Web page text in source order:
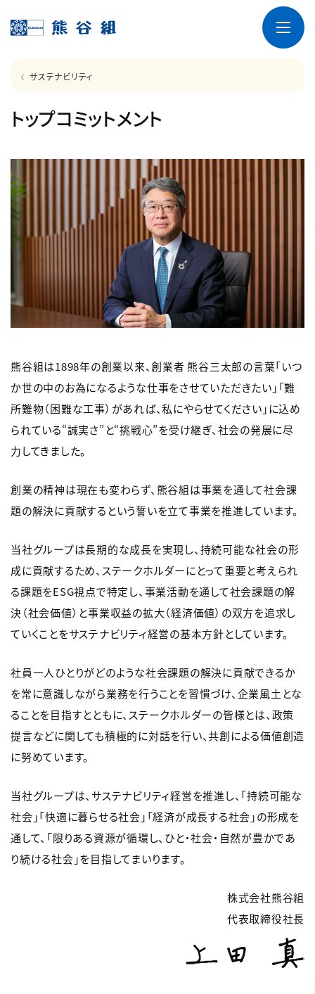
サステナビリティ
トップコミットメント
熊谷組は1898年の創業以来、創業者 熊谷三太郎の言葉「いつ
か世の中のお為になるような仕事をさせていただきたい」「難
所難物（困難な工事）があれば、私にやらせてください」に込め
られている“誠実さ”と“挑戦心”を受け継ぎ、社会の発展に尽
力してきました。
創業の精神は現在も変わらず、熊谷組は事業を通して社会課
題の解決に貢献するという誓いを立て事業を推進しています。
当社グループは長期的な成長を実現し、持続可能な社会の形
成に貢献するため、ステークホルダーにとって重要と考えられ
る課題をESG視点で特定し、事業活動を通して社会課題の解
決（社会価値）と事業収益の拡大（経済価値）の双方を追求し
ていくことをサステナビリティ経営の基本方針としています。
社員一人ひとりがどのような社会課題の解決に貢献できるか
を常に意識しながら業務を行うことを習慣づけ、企業風土とな
ることを目指すとともに、ステークホルダーの皆様とは、政策
提言などに関しても積極的に対話を行い、共創による価値創造
に努めています。
当社グループは、サステナビリティ経営を推進し、「持続可能な
社会」「快適に暮らせる社会」「経済が成長する社会」の形成を
通して、「限りある資源が循環し、ひと・社会・自然が豊かであ
り続ける社会」を目指してまいります。
株式会社熊谷組
代表取締役社長